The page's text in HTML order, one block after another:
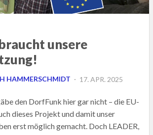
unsere
HAMMERSCHMIDT
POSTED
17. APR. 2025
den DorfFunk hier gar nicht – die EU-
dieses Projekt und damit unser
erst möglich gemacht. Doch LEADER,